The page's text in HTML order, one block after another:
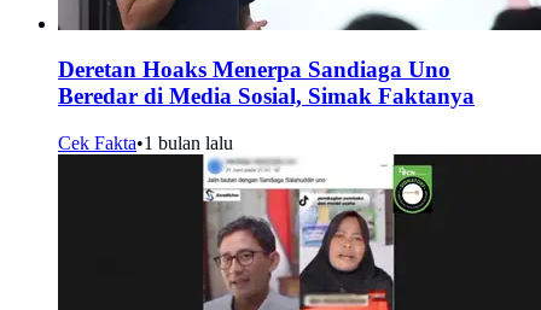
Deretan Hoaks Menerpa Sandiaga Uno
Beredar di Media Sosial, Simak Faktanya
Cek Fakta•1 bulan lalu